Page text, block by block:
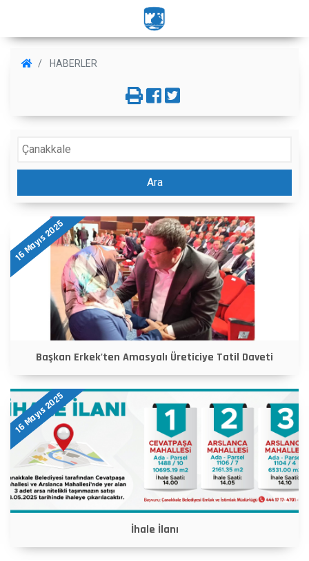
HABERLER
Ara
16 Mayıs 2025
Başkan Erkek'ten Amasyalı Üreticiye Tatil Daveti
16 Mayıs 2025
İhale İlanı